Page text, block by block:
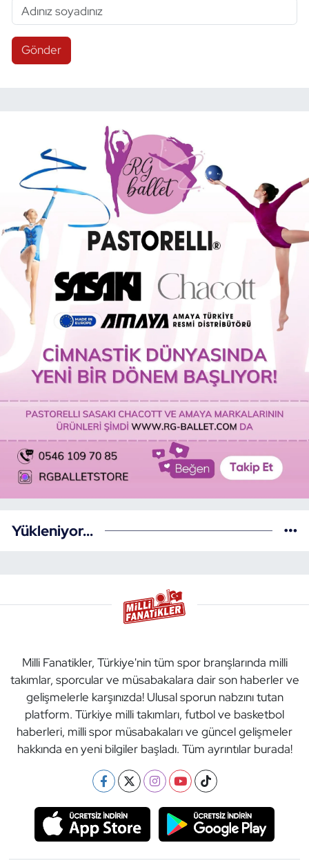
Gönder
Yükleniyor...
Milli Fanatikler, Türkiye'nin tüm spor branşlarında milli
takımlar, sporcular ve müsabakalara dair son haberler ve
gelişmelerle karşınızda! Ulusal sporun nabzını tutan
platform. Türkiye milli takımları, futbol ve basketbol
haberleri, milli spor müsabakaları ve güncel gelişmeler
hakkında en yeni bilgiler başladı. Tüm ayrıntılar burada!